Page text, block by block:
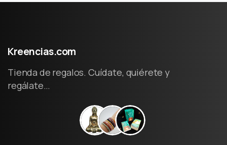
Kreencias.com
Tienda de regalos. Cuídate, quiérete y
regálate…